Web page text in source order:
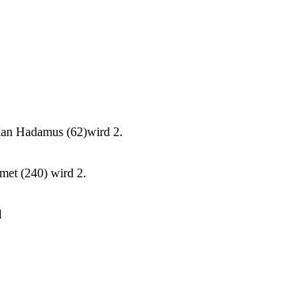
Hadamus (62)wird 2.
(240) wird 2.